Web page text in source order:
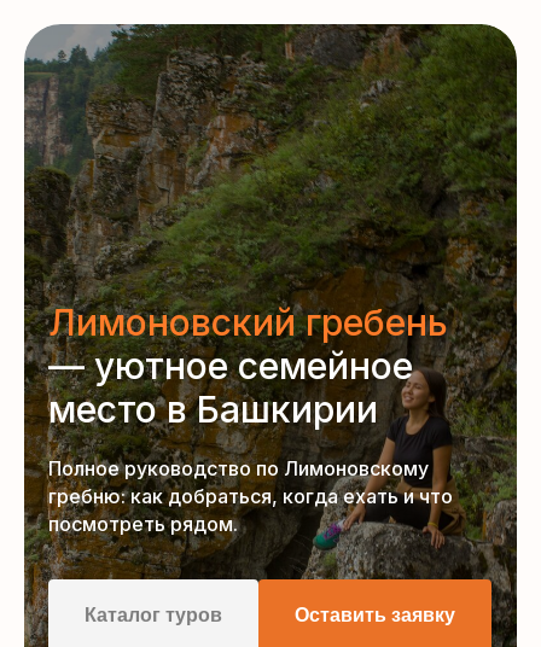
Лимоновский гребень
— уютное семейное
место в Башкирии
Полное руководство по Лимоновскому
гребню: как добраться, когда ехать и что
посмотреть рядом.
Каталог туров Оставить заявку